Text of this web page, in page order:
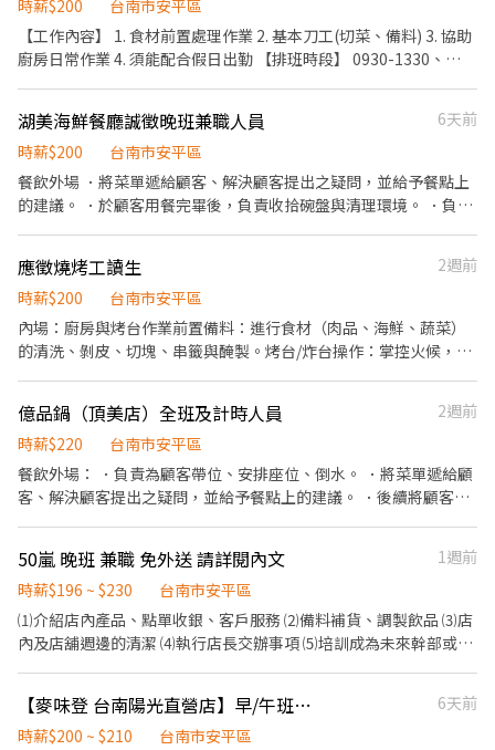
前與烹飪中之準備工作與其他餐廳相關事務。 ．負責洗、剝、削、
切各種食材。 ．負責清理工作環境、設備和餐具。 ．準備不同餐點
所需要的食材。 ．協助測量食材的容量與重量。 ．負責擺盤、打包
時薪$200
台南市安平區
【工作內容】 1. 食材前置處理作業 2. 基本刀工(切菜、備料) 3. 協助
廚房日常作業 4. 須能配合假日出勤 【排班時段】 0930-1330、
湖美海鮮餐廳誠徵晚班兼職人員
6天前
時薪$200
台南市安平區
餐飲外場 ．將菜單遞給顧客、解決顧客提出之疑問，並給予餐點上
的建議。 ．於顧客用餐完畢後，負責收拾碗盤與清理環境。 ．負責
應徵燒烤工讀生
2週前
時薪$200
台南市安平區
內場：廚房與烤台作業前置備料：進行食材（肉品、海鮮、蔬菜）
的清洗、剝皮、切塊、串籤與醃製。烤台/炸台操作：掌控火候，依
億品鍋（頂美店）全班及計時人員
2週前
時薪$220
台南市安平區
餐飲外場： ．負責為顧客帶位、安排座位、倒水。 ．將菜單遞給顧
客、解決顧客提出之疑問，並給予餐點上的建議。 ．後續將顧客點
負責結帳、收銀等工作。 餐飲內場： ．擔任廚師的助手，處理烹飪
前與烹飪中之準備工作與其他餐廳相關事務。 ．負責洗、剝、削、
切各種食材。 ．負責清理工作環境、設備和餐具。 ．準備不同餐點
所需要的食材。 ．協助測量食材的容量與重量。 ．負責擺盤、打包
50嵐 晚班 兼職 免外送 請詳閱內文
1週前
時薪$196 ~ $230
台南市安平區
⑴介紹店內產品、點單收銀、客戶服務 ⑵備料補貨、調製飲品 ⑶店
內及店舖週邊的清潔 ⑷執行店長交辦事項 ⑸培訓成為未來幹部或主
投保)、團險 ⑶員工折扣、聚餐 ⑷免外送！冷氣吹到爽 ⑸ 20:00點就
打烊 《班次時段》 早班： 08:00-16:00 09:00-17:00 晚班： 15:00-
【麥味登 台南陽光直營店】早/午班計時人員
6天前
時薪$200 ~ $210
台南市安平區